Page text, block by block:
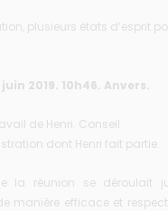
plusieurs états d’esprit
juin 2019. 10h46. Anvers.
de Henri. Conseil
dont Henri fait partie.
la réunion se déroulait
manière efficace et